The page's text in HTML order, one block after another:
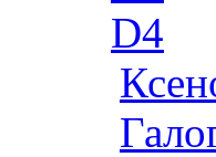
D4